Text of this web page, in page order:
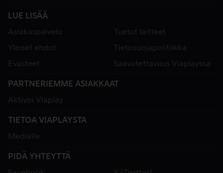
LUE LISÄÄ
Asiakaspalvelu
Tuetut laitteet
Yleiset ehdot
Tietosuojapolitiikka
Evästeet
Saavutettavuus Viaplayssa
PARTNERIEMME ASIAKKAAT
Aktivoi Viaplay
TIETOA VIAPLAYSTA
Medialle
PIDÄ YHTEYTTÄ